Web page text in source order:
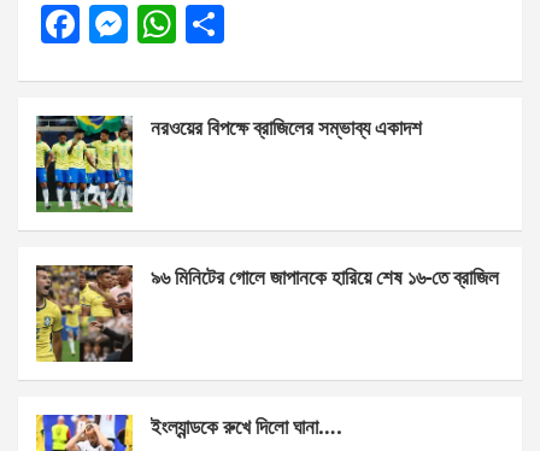
F
b
o
o
k
M
n
g
er
W
s
p
e
নরওয়ের বিপক্ষে ব্রাজিলের সম্ভাব্য একাদশ
৯৬ মিনিটের গোলে জাপানকে হারিয়ে শেষ ১৬-তে ব্রাজিল
ইংল্যান্ডকে রুখে দিলো ঘানা….